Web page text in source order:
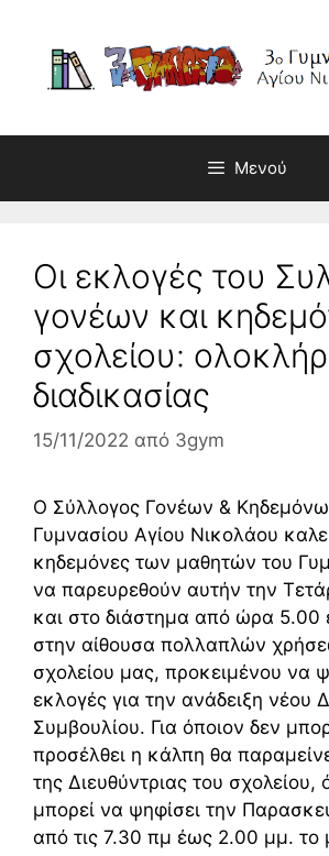
περιεχόμενο
Μενού
Οι εκλογές του
γονέων και
σχολείου:
διαδικασίας
15/11/2022 από 3gym
Ο Σύλλογος Γονέων &
Γυμνασίου Αγίου Νικολάου
κηδεμόνες των μαθητών του
να παρευρεθούν αυτήν την
και στο διάστημα από ώρα 5.00
στην αίθουσα πολλαπλών
σχολείου μας, προκειμένου να
εκλογές για την ανάδειξη νέου
Συμβουλίου. Για όποιον δεν
προσέλθει η κάλπη θα
της Διευθύντριας του σχολείου,
μπορεί να ψηφίσει την
από τις 7.30 πμ έως 2.00 μμ. το